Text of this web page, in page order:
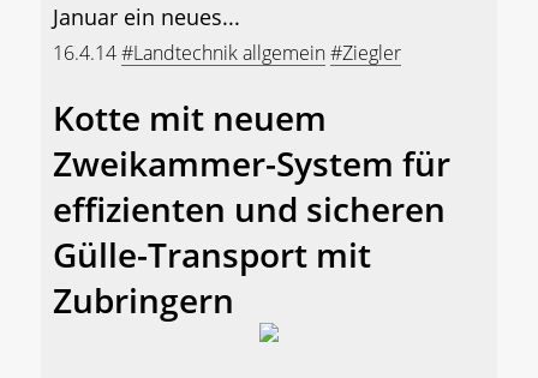
Januar ein neues...
16.4.14#Landtechnik allgemein#Ziegler
Kotte mit neuem
Zweikammer-System für
effizienten und sicheren
Gülle-Transport mit
Zubringern